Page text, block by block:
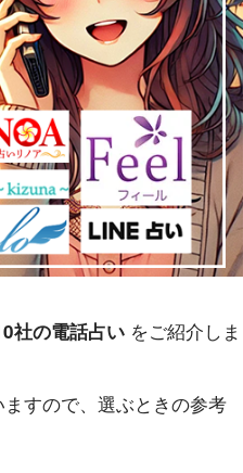
社の電話占い をご紹介しま
すので、選ぶときの参考